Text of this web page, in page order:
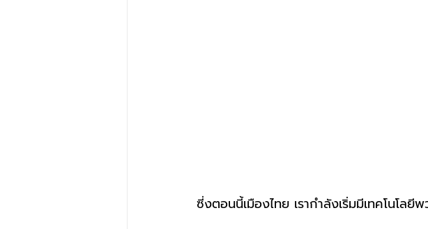
ซี่งตอนนี้เมืองไทย เรากำลังเริ่มมีเทคโนโลยี